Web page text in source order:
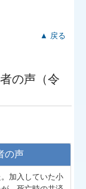
▲ 戻る
の声（令
の声
加入していた小